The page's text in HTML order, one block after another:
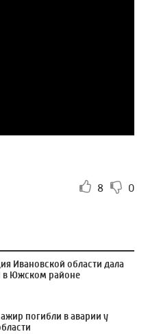
8 0
Ивановской области дала
в Южском районе
погибли в аварии у